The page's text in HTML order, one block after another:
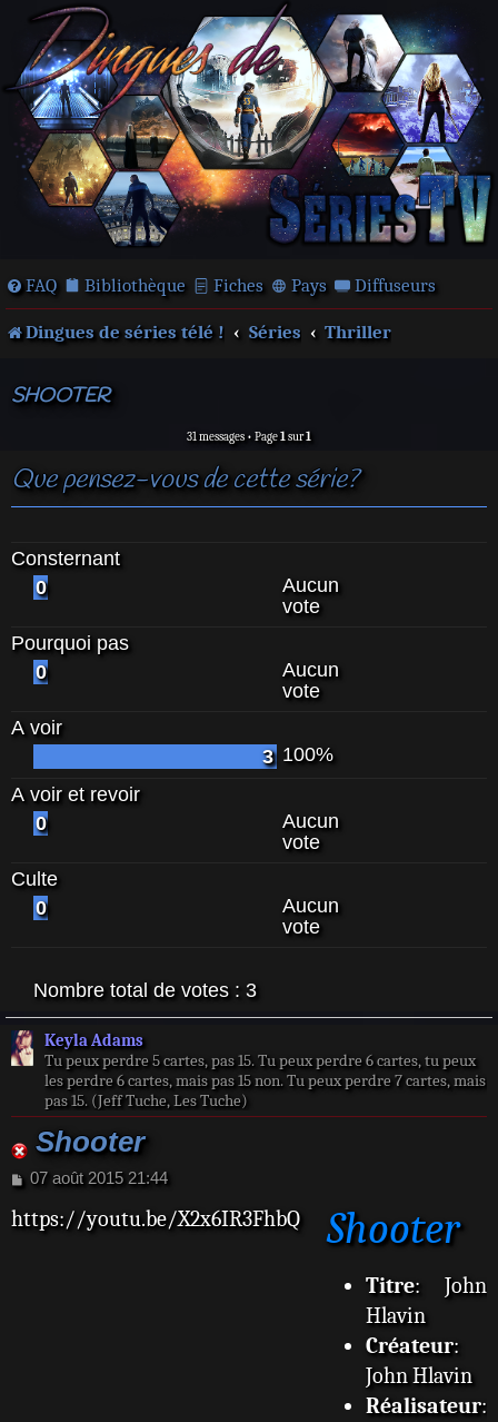
FAQ Bibliothèque Fiches Pays Diffuseurs
Dingues de séries télé ! Séries Thriller
SHOOTER
31 messages • Page1sur1
Que pensez-vous de cette série?
Consternant
0
Aucun
vote
Pourquoi pas
0
Aucun
vote
A voir
3 100%
A voir et revoir
0
Aucun
vote
Culte
0
Aucun
vote
Nombre total de votes : 3
Keyla Adams
Tu peux perdre 5 cartes, pas 15. Tu peux perdre 6 cartes, tu peux
les perdre 6 cartes, mais pas 15 non. Tu peux perdre 7 cartes, mais
pas 15. (Jeff Tuche, Les Tuche)
Shooter
M
s
07 août 2015 21:44
https://youtu.be/X2x6IR3FhbQ Shooter
Titre: John
Hlavin
Créateur:
John Hlavin
Réalisateur: